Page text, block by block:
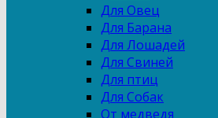
Для Овец
Для Барана
Для Лошадей
Для Свиней
Для птиц
Для Собак
От медведя